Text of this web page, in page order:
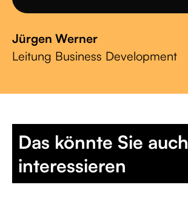
Jürgen Werner
Leitung Business Development
Das könnte Sie auch
interessieren